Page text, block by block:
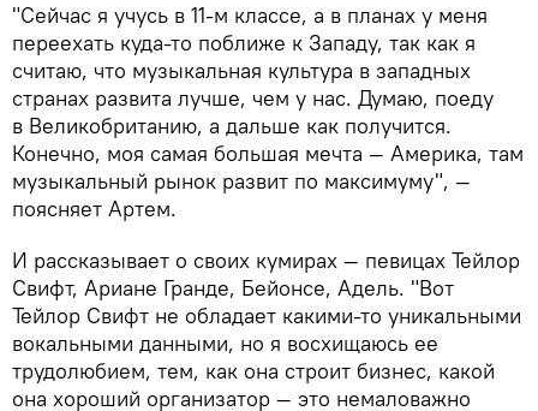
"Сейчас я учусь в 11-м классе, а в планах у меня
переехать куда-то поближе к Западу, так как я
считаю, что музыкальная культура в западных
странах развита лучше, чем у нас. Думаю, поеду
в Великобританию, а дальше как получится.
Конечно, моя самая большая мечта — Америка, там
музыкальный рынок развит по максимуму", —
поясняет Артем.
И рассказывает о своих кумирах — певицах Тейлор
Свифт, Ариане Гранде, Бейонсе, Адель. "Вот
Тейлор Свифт не обладает какими-то уникальными
вокальными данными, но я восхищаюсь ее
трудолюбием, тем, как она строит бизнес, какой
она хороший организатор — это немаловажно